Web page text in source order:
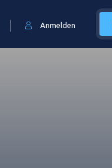
Anmelden